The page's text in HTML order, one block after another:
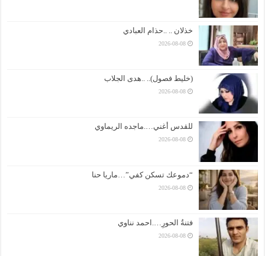
خذلان .. ..حذام العبادي
2026-08-08
(خليط فصول).. ..هدى الجلاب
2026-08-08
للقدس أغني….ماجده الريماوي
2026-08-08
“دموعك تسكن كفي”…ماريا حنا
2026-08-08
فتنةُ الحورِ….احمد نناوي
2026-08-08